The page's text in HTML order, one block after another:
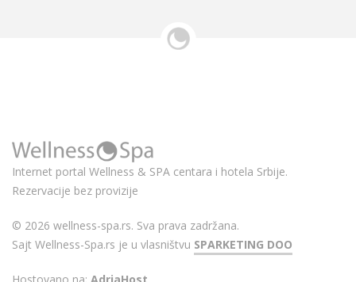
Internet portal Wellness & SPA centara i hotela Srbije.
Rezervacije bez provizije
© 2026 wellness-spa.rs. Sva prava zadržana.
Sajt Wellness-Spa.rs je u vlasništvu SPARKETING DOO